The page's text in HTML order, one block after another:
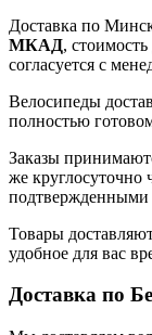
Доставка по
МКАД,
согласуется с
Велосипеды
полностью
Заказы
же круглосуточно
подтвержденными
Товары
удобное для вас
Доставка по